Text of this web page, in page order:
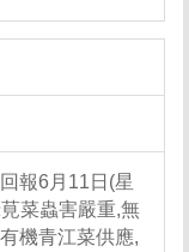
報6月11日(星
菜蟲害嚴重,無
機青江菜供應,